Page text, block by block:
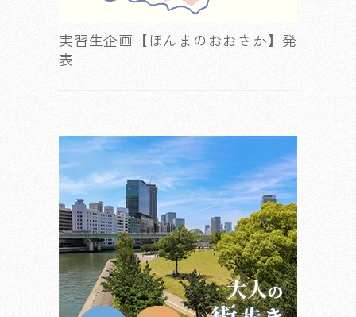
実習生企画【ほんまのおおさか】発
表